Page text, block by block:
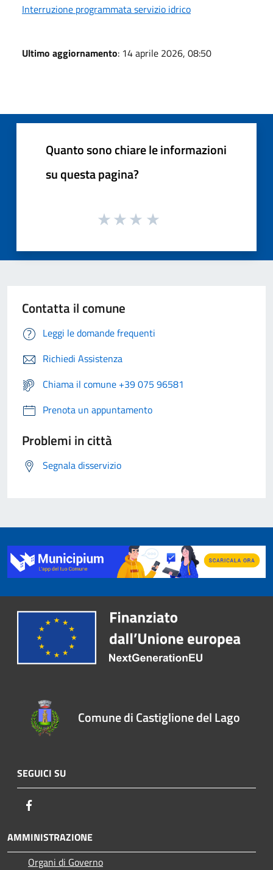
Interruzione programmata servizio idrico
Ultimo aggiornamento: 14 aprile 2026, 08:50
Quanto sono chiare le informazioni
su questa pagina?
Contatta il comune
Leggi le domande frequenti
Richiedi Assistenza
Chiama il comune +39 075 96581
Prenota un appuntamento
Problemi in città
Segnala disservizio
Comune di Castiglione del Lago
SEGUICI SU
AMMINISTRAZIONE
Organi di Governo